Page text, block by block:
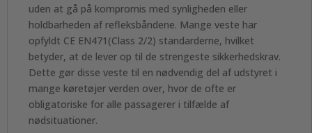
uden at gå på kompromis med synligheden eller
holdbarheden af refleksbåndene. Mange veste har
opfyldt CE EN471(Class 2/2) standarderne, hvilket
betyder, at de lever op til de strengeste sikkerhedskrav.
Dette gør disse veste til en nødvendig del af udstyret i
mange køretøjer verden over, hvor de ofte er
obligatoriske for alle passagerer i tilfælde af
nødsituationer.